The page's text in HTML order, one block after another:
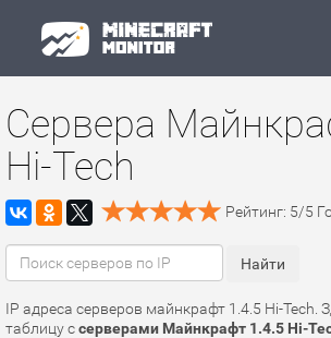
Сервера
Hi-Tech
Рейтинг: 5/5
IP адреса серверов майнкрафт 1.4.5 Hi-Tech.
таблицу ссерверами Майнкрафт 1.4.5 Hi-